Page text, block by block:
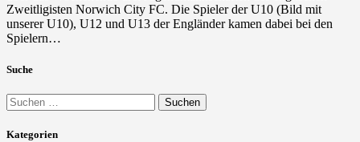
Zweitligisten Norwich City FC. Die Spieler der U10 (Bild mit
unserer U10), U12 und U13 der Engländer kamen dabei bei den
Spielern…
Suche
Suchen
nach:
Kategorien